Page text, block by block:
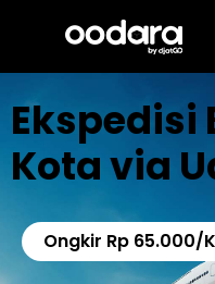
Ekspedisi
Kota via
Ongkir Rp 65.000/